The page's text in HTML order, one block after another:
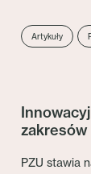
Artykuły
PZU stawia